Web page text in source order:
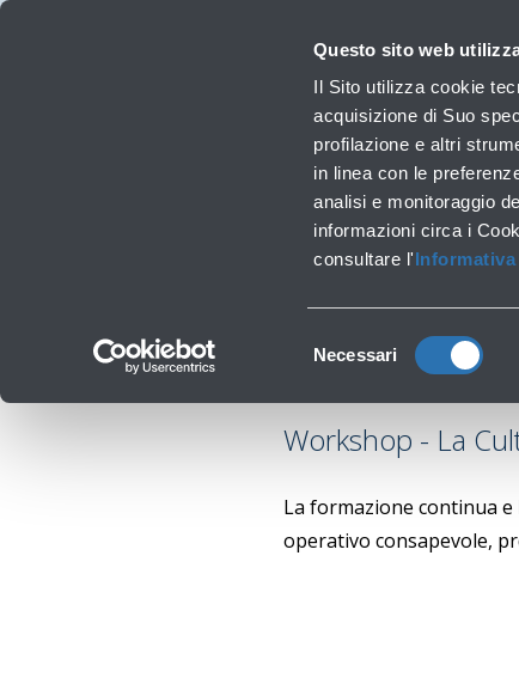
Questo sito web
Il Sito utilizza cookie
acquisizione di Suo
profilazione e altri
in linea con le
analisi e monitoraggio
informazioni circa i
consultare l'
del
Necessari
Workshop - La
La formazione continua
operativo consapevole,